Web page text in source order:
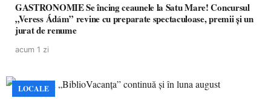
GASTRONOMIE Se încing ceaunele la Satu Mare! Concursul
„Veress Ádám” revine cu preparate spectaculoase, premii și un
jurat de renume
acum 1 zi
LOCALE